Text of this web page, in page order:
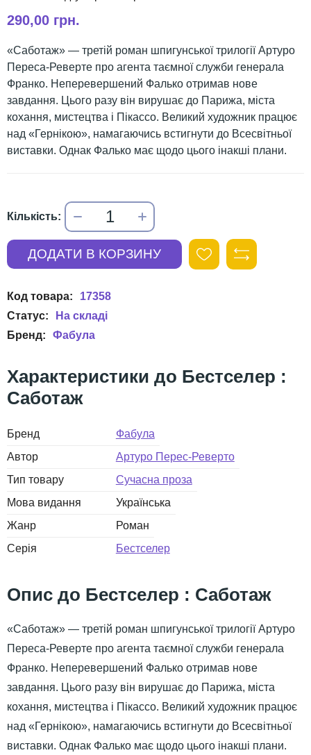
290,00 грн.
«Саботаж» — третій роман шпигунської трилогії Артуро
Переса-Реверте про агента таємної служби генерала
Франко. Неперевершений Фалько отримав нове
завдання. Цього разу він вирушає до Парижа, міста
кохання, мистецтва і Пікассо. Великий художник працює
над «Гернікою», намагаючись встигнути до Всесвітньої
виставки. Однак Фалько має щодо цього інакші плани.
17358
Фабула
Бестселер :
Саботаж
Бренд
Фабула
Автор
Артуро Перес-Реверто
Тип товару
Сучасна проза
Мова видання
Українська
Жанр
Роман
Серія
Бестселер
Бестселер : Саботаж
«Саботаж» — третій роман шпигунської трилогії Артуро
Переса-Реверте про агента таємної служби генерала
Франко. Неперевершений Фалько отримав нове
завдання. Цього разу він вирушає до Парижа, міста
кохання, мистецтва і Пікассо. Великий художник працює
над «Гернікою», намагаючись встигнути до Всесвітньої
виставки. Однак Фалько має щодо цього інакші плани.